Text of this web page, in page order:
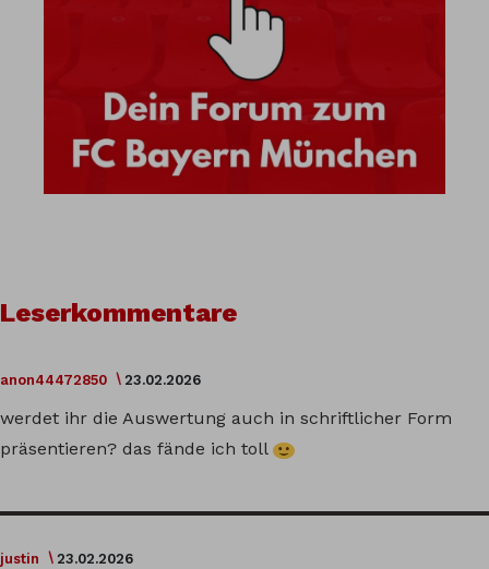
Leserkommentare
anon44472850 23.02.2026
werdet ihr die Auswertung auch in schriftlicher Form
präsentieren? das fände ich toll
justin 23.02.2026